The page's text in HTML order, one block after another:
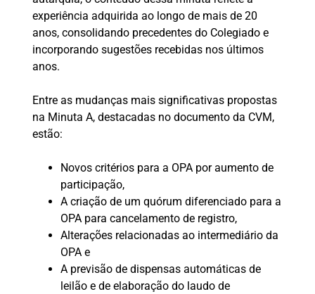
experiência adquirida ao longo de mais de 20
anos, consolidando precedentes do Colegiado e
incorporando sugestões recebidas nos últimos
anos.
Entre as mudanças mais significativas propostas
na Minuta A, destacadas no documento da CVM,
estão:
Novos critérios para a OPA por aumento de
participação,
A criação de um quórum diferenciado para a
OPA para cancelamento de registro,
Alterações relacionadas ao intermediário da
OPA e
A previsão de dispensas automáticas de
leilão e de elaboração do laudo de